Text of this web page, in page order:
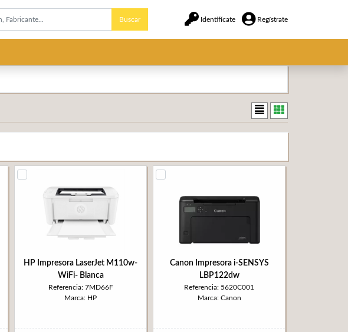
Buscar Identifícate Regístrate
HP Impresora LaserJet M110w-
WiFi- Blanca
Referencia: 7MD66F
Marca: HP
Canon Impresora i-SENSYS
LBP122dw
Referencia: 5620C001
Marca: Canon